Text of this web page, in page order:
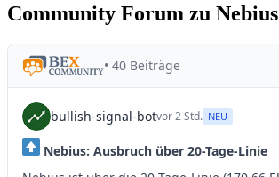
Community Forum zu Nebius